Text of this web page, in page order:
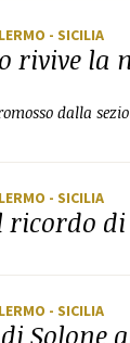
- SICILIA
rivive la
dalla
- SICILIA
ricordo
- SICILIA
Solone